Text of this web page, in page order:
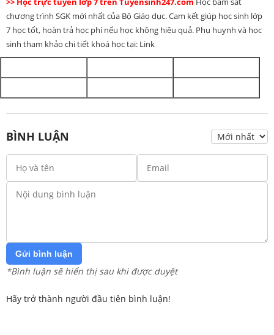
chương trình SGK mới nhất của Bộ Giáo dục. Cam kết giúp học sinh lớp
7 học tốt, hoàn trả học phí nếu học không hiệu quả. Phụ huynh và học
sinh tham khảo chi tiết khoá học tại: Link
BÌNH LUẬN
Gửi bình luận
*Bình luận sẽ hiển thị sau khi được duyệt
Hãy trở thành người đầu tiên bình luận!